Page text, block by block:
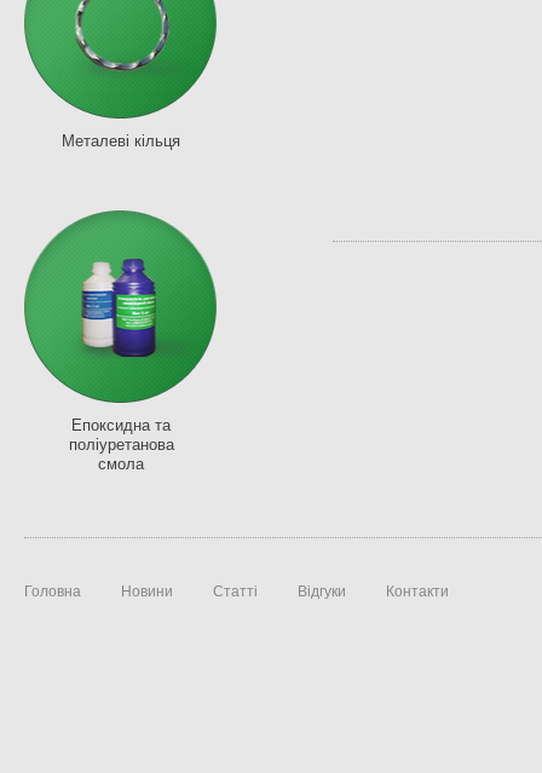
Металеві кільця
Епоксидна та
поліуретанова
смола
Головна Новини Статті Відгуки Контакти